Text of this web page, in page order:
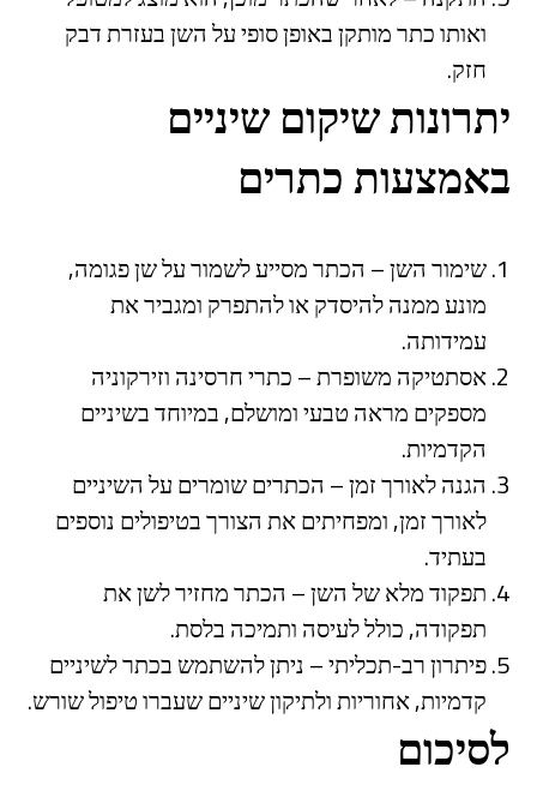
ואותו כתר מותקן באופן סופי על השן בעזרת דבק
חזק.
יתרונות שיקום שיניים
באמצעות כתרים
שימור השן – הכתר מסייע לשמור על שן פגומה,
מונע ממנה להיסדק או להתפרק ומגביר את
עמידותה.
אסתטיקה משופרת – כתרי חרסינה וזירקוניה
מספקים מראה טבעי ומושלם, במיוחד בשיניים
הקדמיות.
הגנה לאורך זמן – הכתרים שומרים על השיניים
לאורך זמן, ומפחיתים את הצורך בטיפולים נוספים
בעתיד.
תפקוד מלא של השן – הכתר מחזיר לשן את
תפקודה, כולל לעיסה ותמיכה בלסת.
פיתרון רב-תכליתי – ניתן להשתמש בכתר לשיניים
קדמיות, אחוריות ולתיקון שיניים שעברו טיפול שורש.
לסיכום